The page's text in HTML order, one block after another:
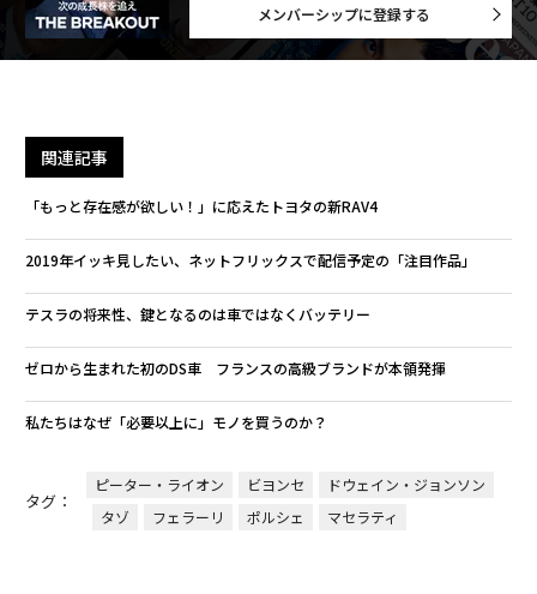
メンバーシップに登録する
関連記事
「もっと存在感が欲しい！」に応えたトヨタの新RAV4
2019年イッキ見したい、ネットフリックスで配信予定の「注目作品」
テスラの将来性、鍵となるのは車ではなくバッテリー
ゼロから生まれた初のDS車 フランスの高級ブランドが本領発揮
私たちはなぜ「必要以上に」モノを買うのか？
タグ：
ピーター・ライオン ビヨンセ
ドウェイン・ジョンソン
タゾ
フェラーリ ポルシェ マセラティ